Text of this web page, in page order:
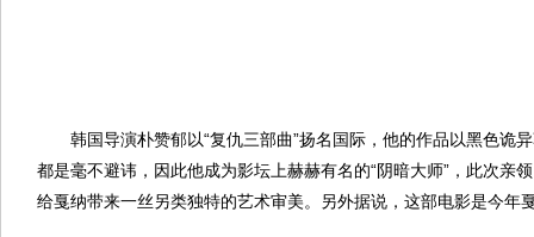
韩国导演朴赞郁以“复仇三部曲”扬名国际，他的作品以黑色诡
都是毫不避讳，因此他成为影坛上赫赫有名的“阴暗大师”，此次亲
给戛纳带来一丝另类独特的艺术审美。另外据说，这部电影是今年